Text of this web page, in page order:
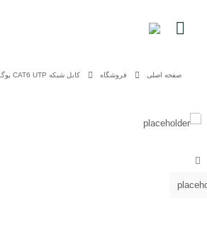
صفحه اصلی فروشگاه کابل شبکه CAT6 UTP یوگرین مدل NW101